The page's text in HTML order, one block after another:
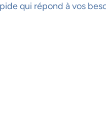
qui répond à vos